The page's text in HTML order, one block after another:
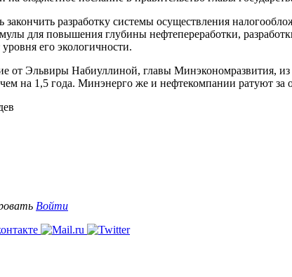
закончить разработку системы осуществления
для повышения глубины нефтепереработки,
его экологичности.
Эльвиры Набиуллиной, главы Минэкономразвития, из
на 1,5 года. Минэнерго же и нефтекомпании ратуют за
Войти